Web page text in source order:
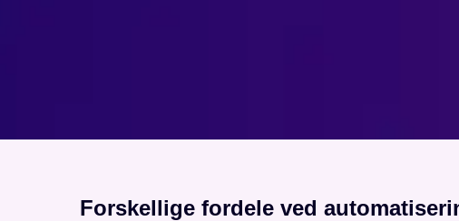
Forskellige fordele ved